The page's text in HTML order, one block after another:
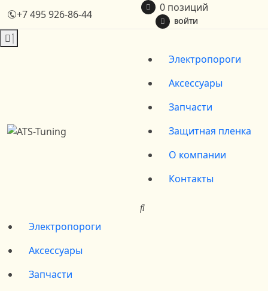
+7 495 926-86-44
0 позиций
ВОЙТИ
Электропороги
Аксессуары
Запчасти
Защитная пленка
О компании
Контакты
Электропороги
Аксессуары
Запчасти